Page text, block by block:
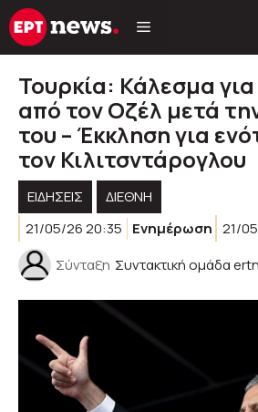
Μετάβαση
σε
Τουρκία: Κάλεσμα
από τον Οζέλ μετά
του – Έκκληση για
τον Κιλιτσντάρογλου
ΕΙΔΗΣΕΙΣ
ΔΙΕΘΝΗ
21/05/26 20:35
Ενημέρωση 21/
Σύνταξη Συντακτική ομάδα